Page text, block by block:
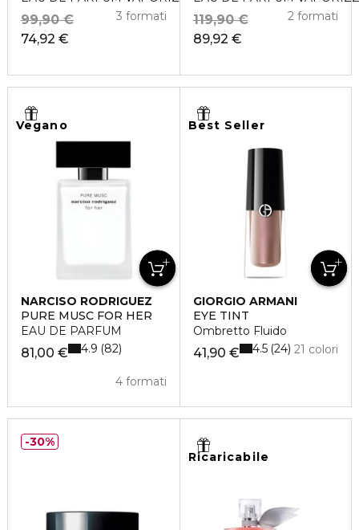
74,92 €
99,90 € 3 formati
89,92 €
119,90 € 2 formati
Vegano
NARCISO RODRIGUEZ
PURE MUSC FOR HER
EAU DE PARFUM
81,00 €
4 formati
4.9 82
Best Seller
GIORGIO ARMANI
EYE TINT
Ombretto Fluido
41,90 € 21 colori
4.5 24
30%
Ricaricabile